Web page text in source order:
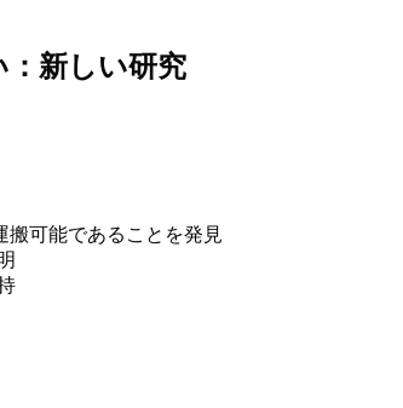
：新しい研究
搬可能であることを発見